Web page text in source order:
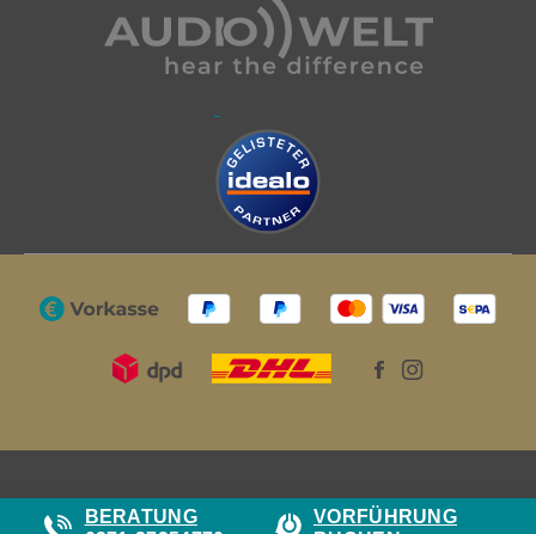
BERATUNG
VORFÜHRUNG